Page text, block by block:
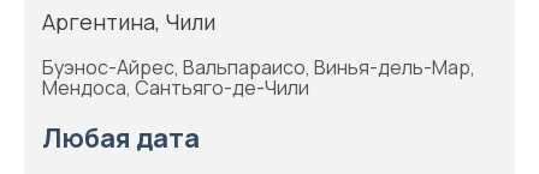
Аргентина, Чили
Буэнос-Айрес, Вальпараисо, Винья-дель-Мар,
Мендоса, Сантьяго-де-Чили
Любая дата